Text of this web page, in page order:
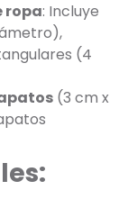
ropa: Incluye
(4
(3 cm x